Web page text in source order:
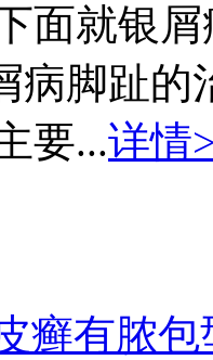
面就银
病脚趾的
要...详情
癣有脓包